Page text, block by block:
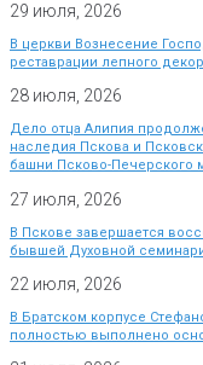
29 июля, 2026
В церкви Вознесение
реставрации лепного
28 июля, 2026
Дело отца Алипия
наследия Пскова и
башни Псково-Печерского
27 июля, 2026
В Пскове завершается
бывшей Духовной
22 июля, 2026
В Братском корпусе
полностью выполнено